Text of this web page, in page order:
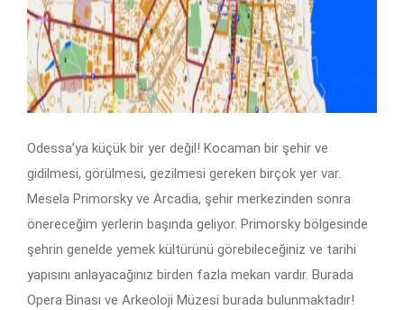
Odessa’ya küçük bir yer değil! Kocaman bir şehir ve
gidilmesi, görülmesi, gezilmesi gereken birçok yer var.
Mesela Primorsky ve Arcadia, şehir merkezinden sonra
önereceğim yerlerin başında geliyor. Primorsky bölgesinde
şehrin genelde yemek kültürünü görebileceğiniz ve tarihi
yapısını anlayacağınız birden fazla mekan vardır. Burada
Opera Binası ve Arkeoloji Müzesi burada bulunmaktadır!